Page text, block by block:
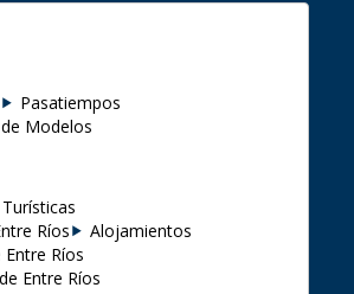
Pasatiempos
Modelos
Ríos
Alojamientos
Entre Ríos
Entre Ríos